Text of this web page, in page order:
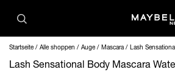
Startseite Alle shoppen Auge Mascara Lash
Lash Sensational Body Mascara